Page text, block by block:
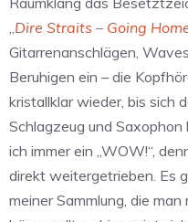
Dire Straits – Going
Gitarrenanschlägen,
Beruhigen ein – die
kristallklar wieder, bis sich
Schlagzeug und
ich immer ein „WOW!“,
direkt weitergetrieben. Es
meiner Sammlung, die